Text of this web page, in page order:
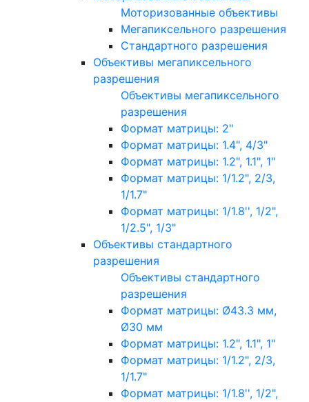
Моторизованные объективы
Мегапиксельного разрешения
Стандартного разрешения
Объективы мегапиксельного
разрешения
Объективы мегапиксельного
разрешения
Формат матрицы: 2"
Формат матрицы: 1.4", 4/3"
Формат матрицы: 1.2", 1.1", 1"
Формат матрицы: 1/1.2", 2/3,
1/1.7"
Формат матрицы: 1/1.8'', 1/2",
1/2.5", 1/3"
Объективы стандартного
разрешения
Объективы стандартного
разрешения
Формат матрицы: Ø43.3 мм,
Ø30 мм
Формат матрицы: 1.2", 1.1", 1"
Формат матрицы: 1/1.2", 2/3,
1/1.7"
Формат матрицы: 1/1.8'', 1/2",